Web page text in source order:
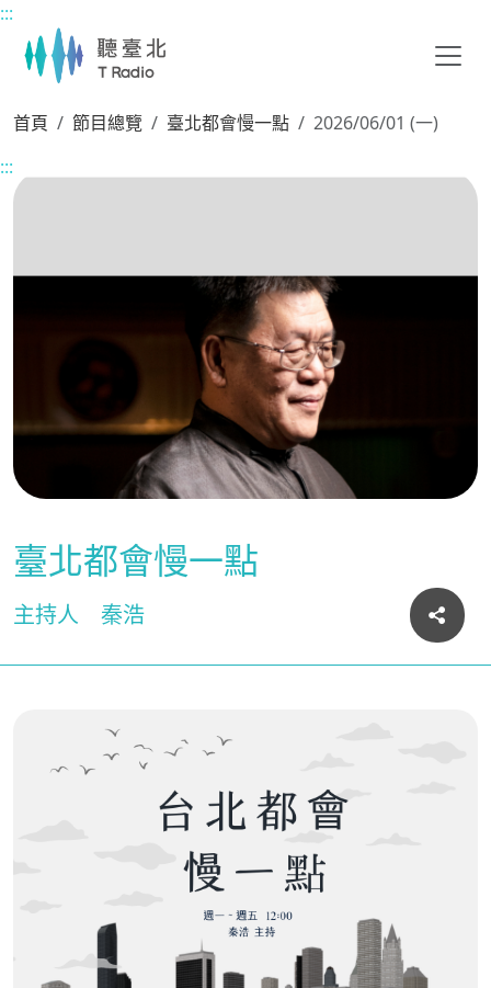
主要內容區塊
:::
首頁 節目總覽 臺北都會慢一點
2026/06/01 (一)
:::
臺北都會慢一點
主持人 秦浩